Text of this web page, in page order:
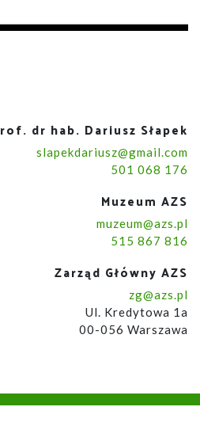
dr hab. Dariusz Słapek
slapekdariusz@gmail.com
501 068 176
Muzeum AZS
muzeum@azs.pl
515 867 816
Zarząd Główny AZS
zg@azs.pl
Ul. Kredytowa 1a
00-056 Warszawa